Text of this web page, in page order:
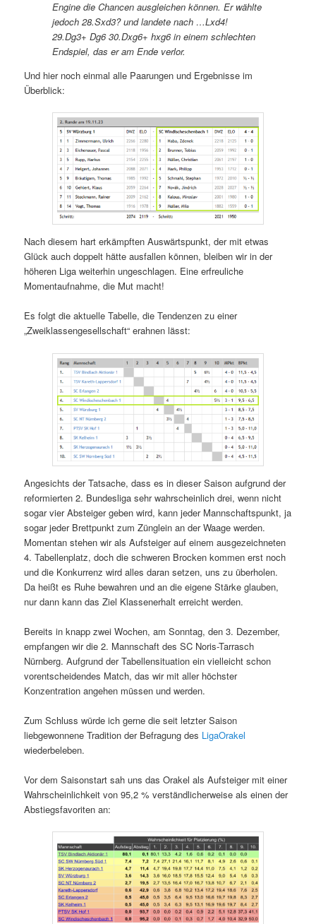
Engine die Chancen ausgleichen können. Er wählte
jedoch 28.Sxd3? und landete nach …Lxd4!
29.Dg3+ Dg6 30.Dxg6+ hxg6 in einem schlechten
Endspiel, das er am Ende verlor.
Und hier noch einmal alle Paarungen und Ergebnisse im
Überblick:
Nach diesem hart erkämpften Auswärtspunkt, der mit etwas
Glück auch doppelt hätte ausfallen können, bleiben wir in der
höheren Liga weiterhin ungeschlagen. Eine erfreuliche
Momentaufnahme, die Mut macht!
Es folgt die aktuelle Tabelle, die Tendenzen zu einer
„Zweiklassengesellschaft“ erahnen lässt:
Angesichts der Tatsache, dass es in dieser Saison aufgrund der
reformierten 2. Bundesliga sehr wahrscheinlich drei, wenn nicht
sogar vier Absteiger geben wird, kann jeder Mannschaftspunkt, ja
sogar jeder Brettpunkt zum Zünglein an der Waage werden.
Momentan stehen wir als Aufsteiger auf einem ausgezeichneten
4. Tabellenplatz, doch die schweren Brocken kommen erst noch
und die Konkurrenz wird alles daran setzen, uns zu überholen.
Da heißt es Ruhe bewahren und an die eigene Stärke glauben,
nur dann kann das Ziel Klassenerhalt erreicht werden.
Bereits in knapp zwei Wochen, am Sonntag, den 3. Dezember,
empfangen wir die 2. Mannschaft des SC Noris-Tarrasch
Nürnberg. Aufgrund der Tabellensituation ein vielleicht schon
vorentscheidendes Match, das wir mit aller höchster
Konzentration angehen müssen und werden.
Zum Schluss würde ich gerne die seit letzter Saison
liebgewonnene Tradition der Befragung des LigaOrakel
wiederbeleben.
Vor dem Saisonstart sah uns das Orakel als Aufsteiger mit einer
Wahrscheinlichkeit von 95,2 % verständlicherweise als einen der
Abstiegsfavoriten an: